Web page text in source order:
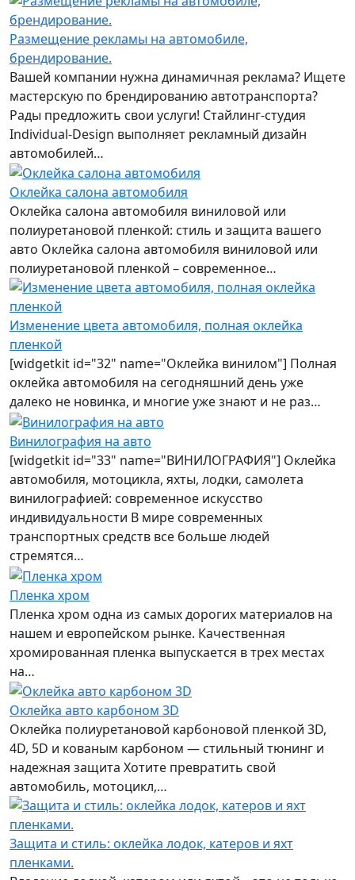
Размещение рекламы на автомобиле,
брендирование.
Вашей компании нужна динамичная реклама? Ищете
мастерскую по брендированию автотранспорта?
Рады предложить свои услуги! Стайлинг-студия
Individual-Design выполняет рекламный дизайн
автомобилей…
Оклейка салона автомобиля
Оклейка салона автомобиля виниловой или
полиуретановой пленкой: стиль и защита вашего
авто Оклейка салона автомобиля виниловой или
полиуретановой пленкой – современное…
Изменение цвета автомобиля, полная оклейка
пленкой
[widgetkit id="32" name="Оклейка винилом"] Полная
оклейка автомобиля на сегодняшний день уже
далеко не новинка, и многие уже знают и не раз…
Винилография на авто
[widgetkit id="33" name="ВИНИЛОГРАФИЯ"] Оклейка
автомобиля, мотоцикла, яхты, лодки, самолета
винилографией: современное искусство
индивидуальности В мире современных
транспортных средств все больше людей
стремятся…
Пленка хром
Пленка хром одна из самых дорогих материалов на
нашем и европейском рынке. Качественная
хромированная пленка выпускается в трех местах
на…
Оклейка авто карбоном 3D
Оклейка полиуретановой карбоновой пленкой 3D,
4D, 5D и кованым карбоном — стильный тюнинг и
надежная защита Хотите превратить свой
автомобиль, мотоцикл,…
Защита и стиль: оклейка лодок, катеров и яхт
пленками.